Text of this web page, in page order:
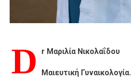
D r Μαριλία Νικολαΐδου
Μαιευτική Γυναικολογία.